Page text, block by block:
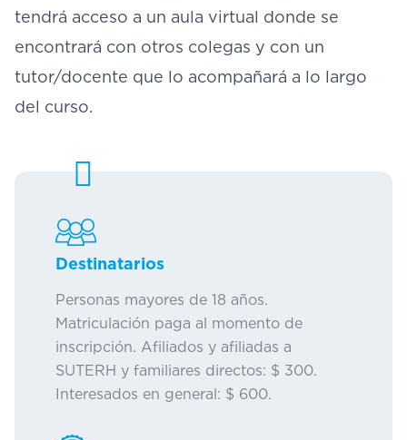
tendrá acceso a un aula virtual donde se
encontrará con otros colegas y con un
tutor/docente que lo acompañará a lo largo
del curso.
Destinatarios
Personas mayores de 18 años.
Matriculación paga al momento de
inscripción. Afiliados y afiliadas a
SUTERH y familiares directos: $ 300.
Interesados en general: $ 600.